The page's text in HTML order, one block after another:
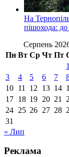
На
пішохода:
Серпень
Пн Вт Ср Чт Пт
1
3
4 5 6 7
10 11 12 13 14
17 18 19 20 21
24 25 26 27 28
31
« Лип
Реклама